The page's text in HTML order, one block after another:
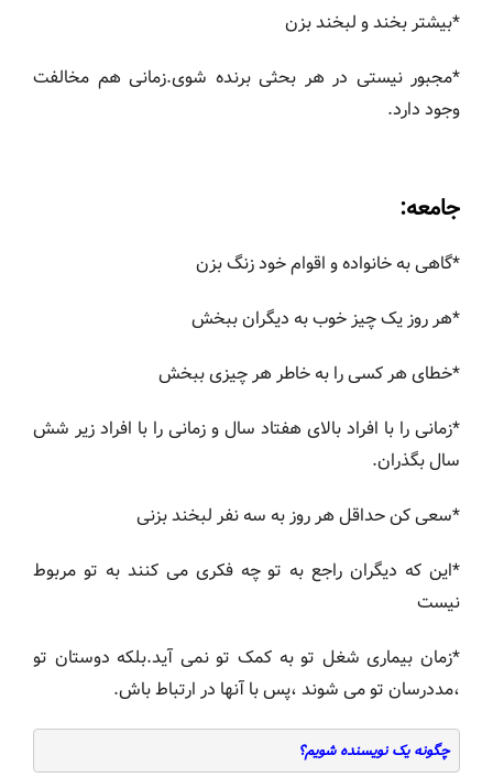
*بیشتر بخند و لبخند بزن
*مجبور نیستی در هر بحثی برنده شوی.زمانی هم مخالفت
وجود دارد.
جامعه:
*گاهی به خانواده و اقوام خود زنگ بزن
*هر روز یک چیز خوب به دیگران ببخش
*خطای هر کسی را به خاطر هر چیزی ببخش
*زمانی را با افراد بالای هفتاد سال و زمانی را با افراد زیر شش
سال بگذران.
*سعی کن حداقل هر روز به سه نفر لبخند بزنی
*این که دیگران راجع به تو چه فکری می کنند به تو مربوط
نیست
*زمان بیماری شغل تو به کمک تو نمی آید.بلکه دوستان تو
،مددرسان تو می شوند ،پس با آنها در ارتباط باش.
چگونه یک نویسنده شویم؟